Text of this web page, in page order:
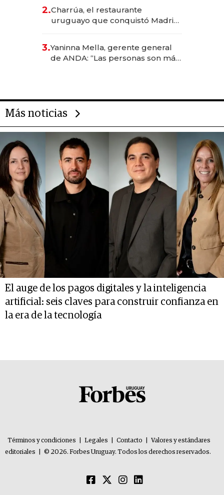
millones
2.Charrúa, el restaurante
uruguayo que conquistó Madrid:
anticipación y prepara apertura
3.Yaninna Mella, gerente general
de ANDA: “Las personas son más
Más noticias
El auge de los pagos digitales y la inteligencia
artificial: seis claves para construir confianza en
la era de la tecnología
Términos y condiciones Legales Contacto
Valores y estándares
editoriales
© 2026. Forbes Uruguay. Todos los derechos reservados.